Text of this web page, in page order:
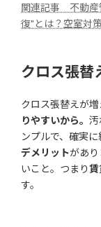
関連記事 不動産
復"とは？空室対
クロス張替
クロス張替えが
りやすいから。 汚
ンプルで、確実
デメリットがあ
いこと。つまり賃
す。